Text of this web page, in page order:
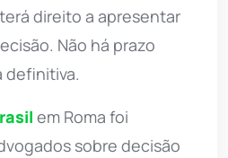
direito a apresentar
Não há prazo
definitiva.
em Roma foi
sobre decisão